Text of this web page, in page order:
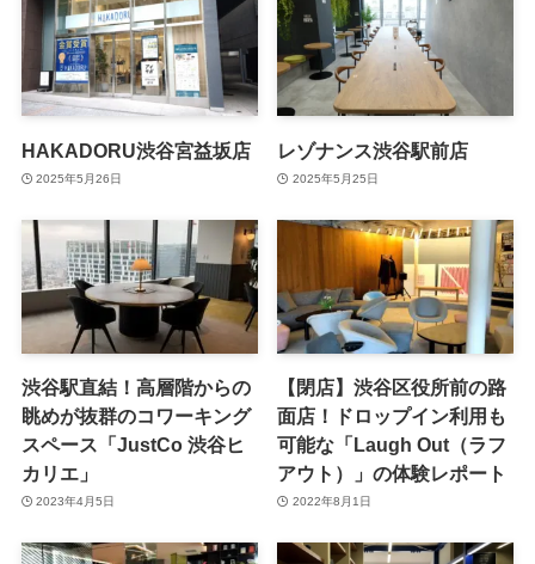
HAKADORU渋谷宮益坂店
2025年5月26日
レゾナンス渋谷駅前店
2025年5月25日
渋谷駅直結！高層階からの
眺めが抜群のコワーキング
スペース「JustCo 渋谷ヒ
カリエ」
2023年4月5日
【閉店】渋谷区役所前の路
面店！ドロップイン利用も
可能な「Laugh Out（ラフ
アウト）」の体験レポート
2022年8月1日